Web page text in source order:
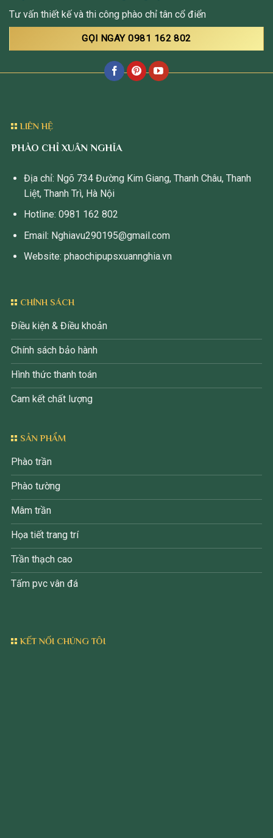
Tư vấn thiết kế và thi công phào chỉ tân cổ điển
GỌI NGAY 0981 162 802
LIÊN HỆ
PHÀO CHỈ XUÂN NGHĨA
Địa chỉ: Ngõ 734 Đường Kim Giang, Thanh Châu, Thanh
Liệt, Thanh Trì, Hà Nội
Hotline: 0981 162 802
Email: Nghiavu290195@gmail.com
Website: phaochipupsxuannghia.vn
CHÍNH SÁCH
Điều kiện & Điều khoản
Chính sách bảo hành
Hình thức thanh toán
Cam kết chất lượng
SẢN PHẨM
Phào trần
Phào tường
Mâm trần
Họa tiết trang trí
Trần thạch cao
Tấm pvc vân đá
KẾT NỐI CHÚNG TÔI